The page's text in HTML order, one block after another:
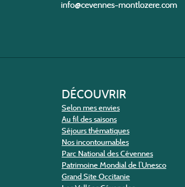
DÉCOUVRIR
Selon mes envies
Au fil des saisons
Séjours thématiques
Nos incontournables
Parc National des Cévennes
Patrimoine Mondial de l’Unesco
Grand Site Occitanie